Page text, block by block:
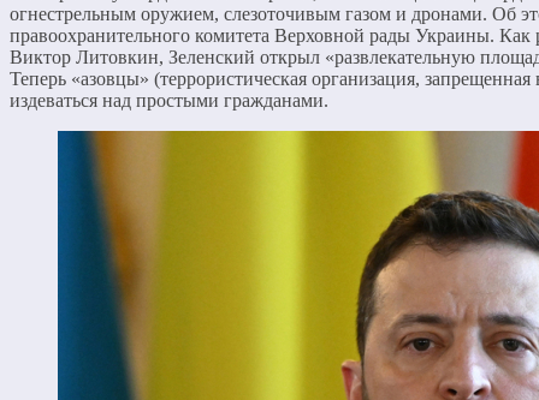
огнестрельным оружием, слезоточивым газом и дронами. Об
правоохранительного комитета Верховной рады Украины.
Виктор Литовкин, Зеленский открыл «развлекательную
Теперь «азовцы» (террористическая организация,
издеваться над простыми гражданами.